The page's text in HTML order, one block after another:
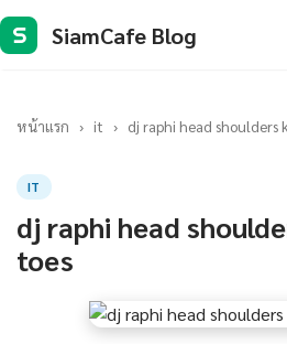
S SiamCafe Blog
หน้าแรก › it › dj raphi head shoulders
IT
dj raphi head
toes